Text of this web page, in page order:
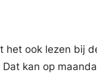
het ook lezen bij
kan op